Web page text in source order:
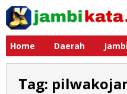
Lewati
konten
Home
Daerah
Tag: